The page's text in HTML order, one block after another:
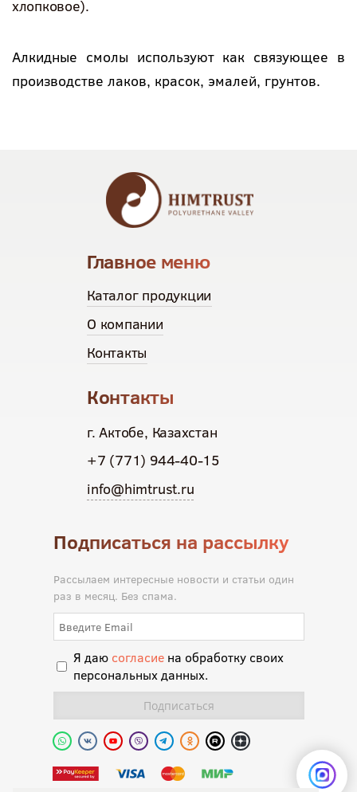
хлопковое).
Алкидные смолы используют как связующее в
производстве лаков, красок, эмалей, грунтов.
Главное меню
Каталог продукции
О компании
Контакты
Контакты
г. Актобе, Казахстан
+7 (771) 944-40-15
info@himtrust.ru
Подписаться на рассылку
Рассылаем интересные новости и статьи один
раз в месяц. Без спама.
Я даю согласиена обработку своих
персональных данных.